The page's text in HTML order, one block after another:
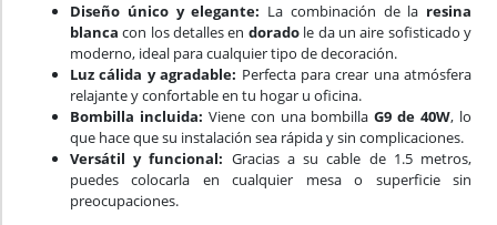
Diseño único y elegante: La combinación de la resina
blanca con los detalles en doradole da un aire sofisticado y
moderno, ideal para cualquier tipo de decoración.
Luz cálida y agradable: Perfecta para crear una atmósfera
relajante y confortable en tu hogar u oficina.
Bombilla incluida: Viene con una bombillaG9 de 40W, lo
que hace que su instalación sea rápida y sin complicaciones.
Versátil y funcional: Gracias a su cable de 1.5 metros,
puedes colocarla en cualquier mesa o superficie sin
preocupaciones.